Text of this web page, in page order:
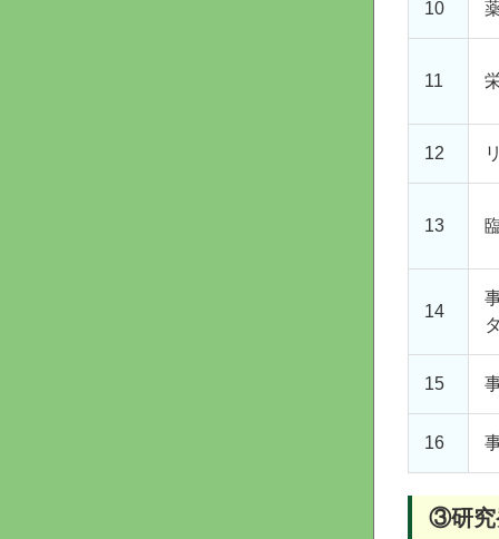
10
11
12
13
14
15
16
③研究